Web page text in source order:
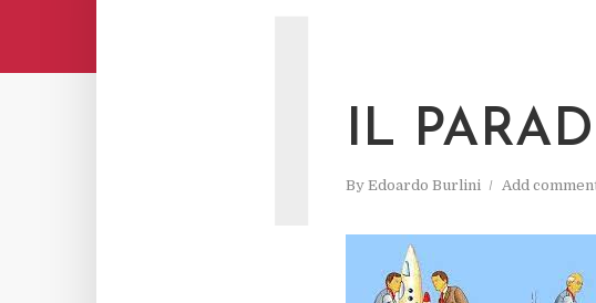
IL
By Edoardo Burlini Add